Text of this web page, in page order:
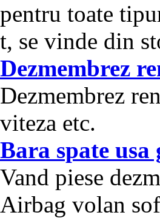
pentru toate
t, se vinde din
Dezmembrez
Dezmembrez
viteza etc.
Bara spate
Vand piese
Airbag volan